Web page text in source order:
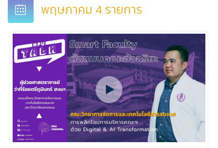
พฤษภาคม 4 รายการ